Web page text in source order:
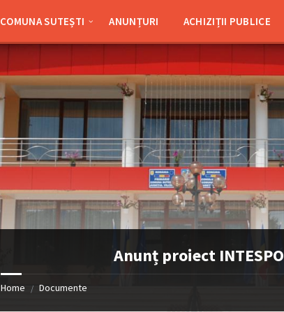
COMUNA SUTEȘTI ANUNȚURI ACHIZIȚII PUBLICE
Anunț proiect INTESPO
Home / Documente